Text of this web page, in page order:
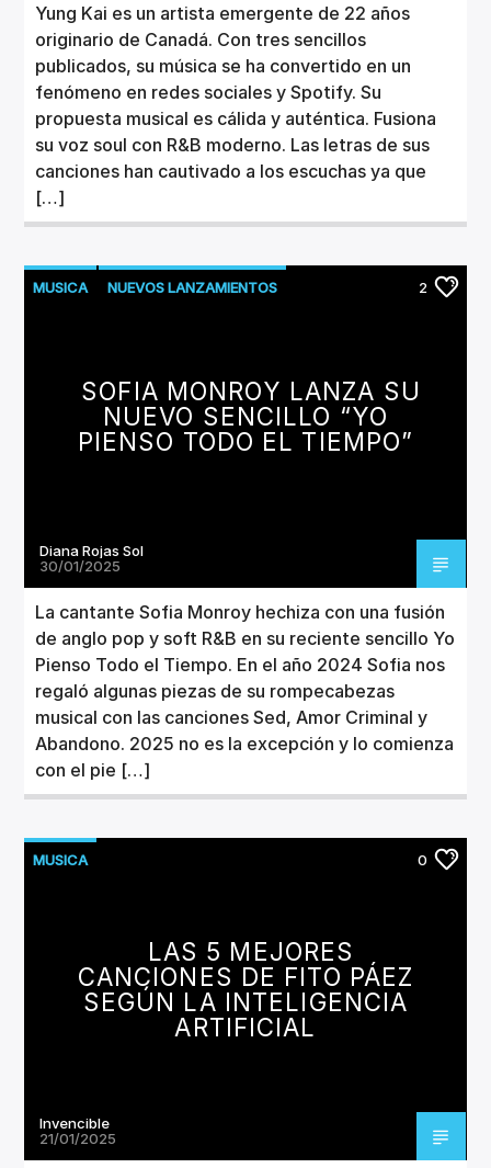
Yung Kai es un artista emergente de 22 años
originario de Canadá. Con tres sencillos
publicados, su música se ha convertido en un
fenómeno en redes sociales y Spotify. Su
propuesta musical es cálida y auténtica. Fusiona
su voz soul con R&B moderno. Las letras de sus
canciones han cautivado a los escuchas ya que
[…]
MUSICA NUEVOS LANZAMIENTOS 2
SOFIA MONROY LANZA SU
NUEVO SENCILLO “YO
PIENSO TODO EL TIEMPO”
Diana Rojas Sol
30/01/2025
La cantante Sofia Monroy hechiza con una fusión
de anglo pop y soft R&B en su reciente sencillo Yo
Pienso Todo el Tiempo. En el año 2024 Sofia nos
regaló algunas piezas de su rompecabezas
musical con las canciones Sed, Amor Criminal y
Abandono. 2025 no es la excepción y lo comienza
con el pie […]
MUSICA 0
LAS 5 MEJORES
CANCIONES DE FITO PÁEZ
SEGÚN LA INTELIGENCIA
ARTIFICIAL
Invencible
21/01/2025